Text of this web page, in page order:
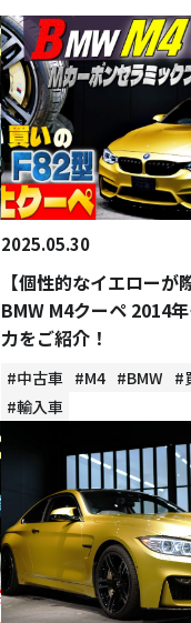
2025.05.30
【個性的なイエローが
BMW M4クーペ 2014
力をご紹介！
#中古車 #M4 #BMW #
#輸入車